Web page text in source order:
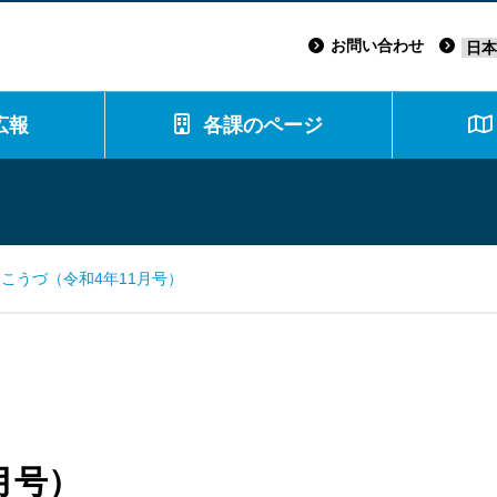
お問い合わせ
報 各課のページ
うづ（令和4年11月号）
）